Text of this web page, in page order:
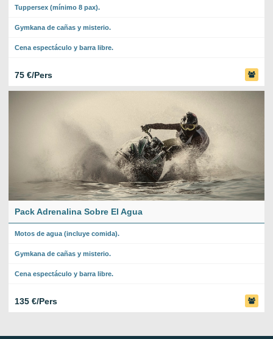
Tuppersex (mínimo 8 pax).
Gymkana de cañas y misterio.
Cena espectáculo y barra libre.
75 €/Pers
Pack Adrenalina Sobre El Agua
Motos de agua (incluye comida).
Gymkana de cañas y misterio.
Cena espectáculo y barra libre.
135 €/Pers